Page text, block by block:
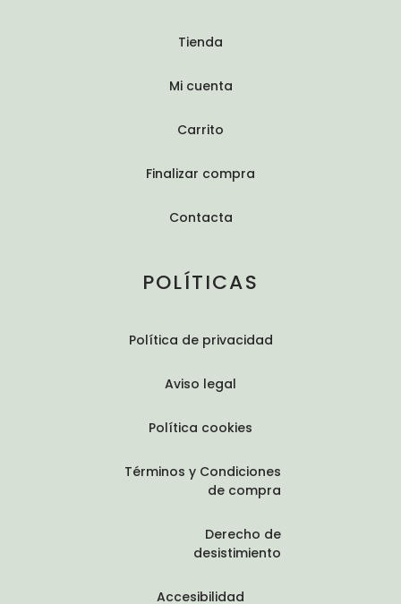
Tienda
Mi cuenta
Carrito
Finalizar compra
Contacta
POLÍTICAS
Política de privacidad
Aviso legal
Política cookies
Términos y Condiciones
de compra
Derecho de
desistimiento
Accesibilidad